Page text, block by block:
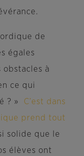
de
égales
obstacles à
ce qui
? » C’est dans
prend tout
solide que le
élèves ont